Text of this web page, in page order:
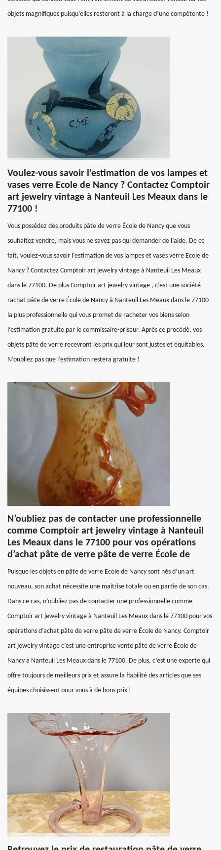
objets magnifiques puisqu’elles resteront à la charge d’une compétente !
Voulez-vous savoir l’estimation de vos lampes et
vases verre Ecole de Nancy ? Contactez Comptoir
art jewelry vintage à Nanteuil Les Meaux dans le
77100 !
Vous possédez des produits pâte de verre École de Nancy que vous
souhaitez vendre, mais vous ne savez pas qui demander de l’aide. De ce
fait, voulez-vous savoir l’estimation de vos lampes et vases verre Ecole de
Nancy ? Contactez Comptoir art jewelry vintage à Nanteuil Les Meaux
dans le 77100. De plus Comptoir art jewelry vintage , c’est une société
rachat pâte de verre École de Nancy à Nanteuil Les Meaux dans le 77100
la plus professionnelle qui vous promet de racheter vos biens selon
l’estimation gratuite par le commissaire-priseur. Après ce procédé, vos
objets pâte de verre recevront les prix qui leur sont justes et équitables.
N’oubliez pas que l’estimation restera gratuite !
N’oubliez pas de contacter une professionnelle
comme Comptoir art jewelry vintage à Nanteuil
Les Meaux dans le 77100 pour vos opérations
d’achat pâte de verre pâte de verre École de
Puisque les objets en pâte de verre Ecole de Nancy sont nés d’un art
nouveau, son achat nécessite une maitrise totale ou en partie de son cas.
Dans ce cas, n’oubliez pas de contacter une professionnelle comme
Comptoir art jewelry vintage à Nanteuil Les Meaux dans le 77100 pour vos
opérations d’achat pâte de verre pâte de verre École de Nancy. Comptoir
art jewelry vintage c’est une entreprise vente pâte de verre École de
Nancy à Nanteuil Les Meaux dans le 77100. De plus, c’est une experte qui
offre toujours de meilleurs prix et assure la fiabilité des articles que ses
équipes choisissent pour vous à de bons prix !